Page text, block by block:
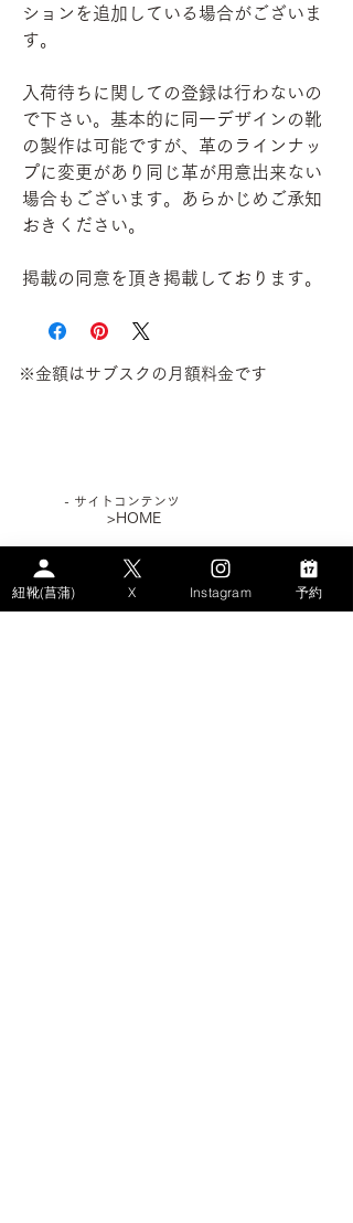
ションを追加している場合がございま
す。
入荷待ちに関しての登録は行わないの
で下さい。基本的に同一デザインの靴
の製作は可能ですが、革のラインナッ
プに変更があり同じ革が用意出来ない
場合もございます。あらかじめご承知
おきください。
掲載の同意を頂き掲載しております。
※金額はサブスクの月額料金です
​- サイトコンテンツ
>HOME
>WHAT's AYAME？
>PLAN
紐靴(菖蒲) X Instagram 予約